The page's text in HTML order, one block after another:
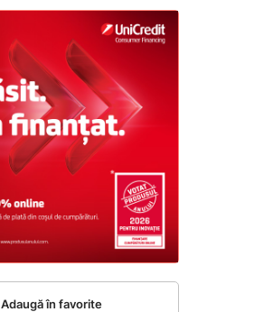
Adaugă în favorite